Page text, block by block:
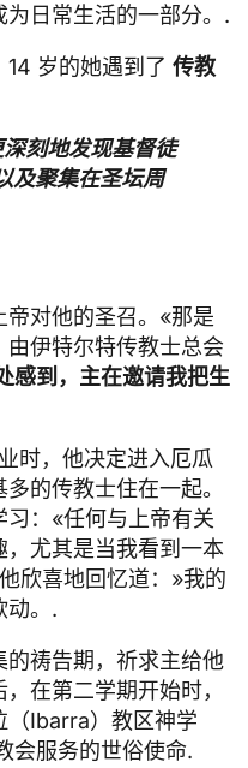
日常生活的一部分。.
岁的她遇到了 传教
刻地发现基督徒
及聚集在圣坛周
对他的圣召。«那是
伊特尔特传教士总会
感到，主在邀请我把生
时，他决定进入厄瓜
的传教士住在一起。
：«任何与上帝有关
尤其是当我看到一本
他欣喜地回忆道：»我的
动。.
祷告期，祈求主给他
在第二学期开始时，
（Ibarra）教区神学
会服务的世俗使命.